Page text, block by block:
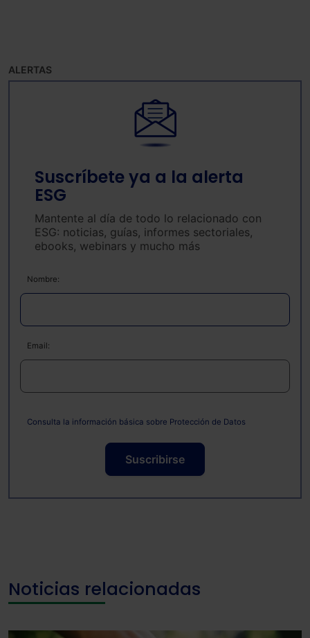
ALERTAS
Suscríbete ya a la alerta
ESG
Mantente al día de todo lo relacionado con
ESG: noticias, guías, informes sectoriales,
ebooks, webinars y mucho más
Nombre:
Email:
Consulta la información básica sobre Protección de Datos
Suscribirse
Noticias relacionadas